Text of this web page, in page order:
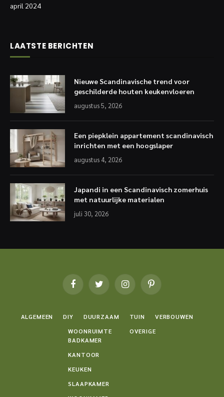
april 2024
LAATSTE BERICHTEN
Nieuwe Scandinavische trend voor
geschilderde houten keukenvloeren
augustus 5, 2026
Een piepklein appartement scandinavisch
inrichten met een hoogslaper
augustus 4, 2026
Japandi in een Scandinavisch zomerhuis
met natuurlijke materialen
juli 30, 2026
FacebookTwitter InstagramPinterest
ALGEMEEN DIY DUURZAAM TUIN
VERBOUWEN
WOONRUIMTE
BADKAMER
KANTOOR
KEUKEN
SLAAPKAMER
OVERIGE